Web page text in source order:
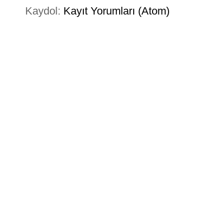
Kaydol: Kayıt Yorumları (Atom)